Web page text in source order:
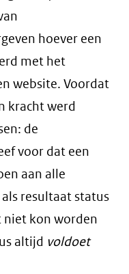
hoever een
met het
website. Voordat
kracht werd
de
voor dat een
aan alle
resultaat status
niet kon worden
altijd voldoet